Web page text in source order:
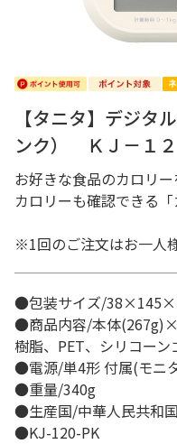
【タニタ】デジタ
ンク） ＫＪ－１
お好きな食品のカロリ
カロリーも確認できる「
※1回のご注文はお一人
●包装サイズ/
●商品内容/本体
樹脂、PET、シリコー
●電源/単4形 付属(モ
●重量/340g
●生産国/中華人民共和
●KJ-120-PK